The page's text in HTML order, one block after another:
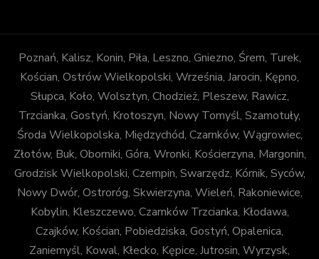
Poznań, Kalisz, Konin, Piła, Leszno, Gniezno, Śrem, Turek,
Kościan, Ostrów Wielkopolski, Września, Jarocin, Kępno,
Słupca, Koło, Wolsztyn, Chodzież, Pleszew, Rawicz,
Trzcianka, Gostyń, Krotoszyn, Nowy Tomyśl, Szamotuły,
Środa Wielkopolska, Międzychód, Czarnków, Wągrowiec,
Złotów, Buk, Oborniki, Góra, Wronki, Kościerzyna, Margonin,
Grodzisk Wielkopolski, Czempin, Swarzędz, Kórnik, Syców,
Nowy Dwór, Ostroróg, Skwierzyna, Wieleń, Rakoniewice,
Kobylin, Kleszczewo, Czarnków Trzcianka, Kłodawa,
Czajków, Kościan, Pobiedziska, Gostyń, Opalenica,
Zaniemyśl, Kowal, Kłecko, Kępice, Jutrosin, Wyrzysk,